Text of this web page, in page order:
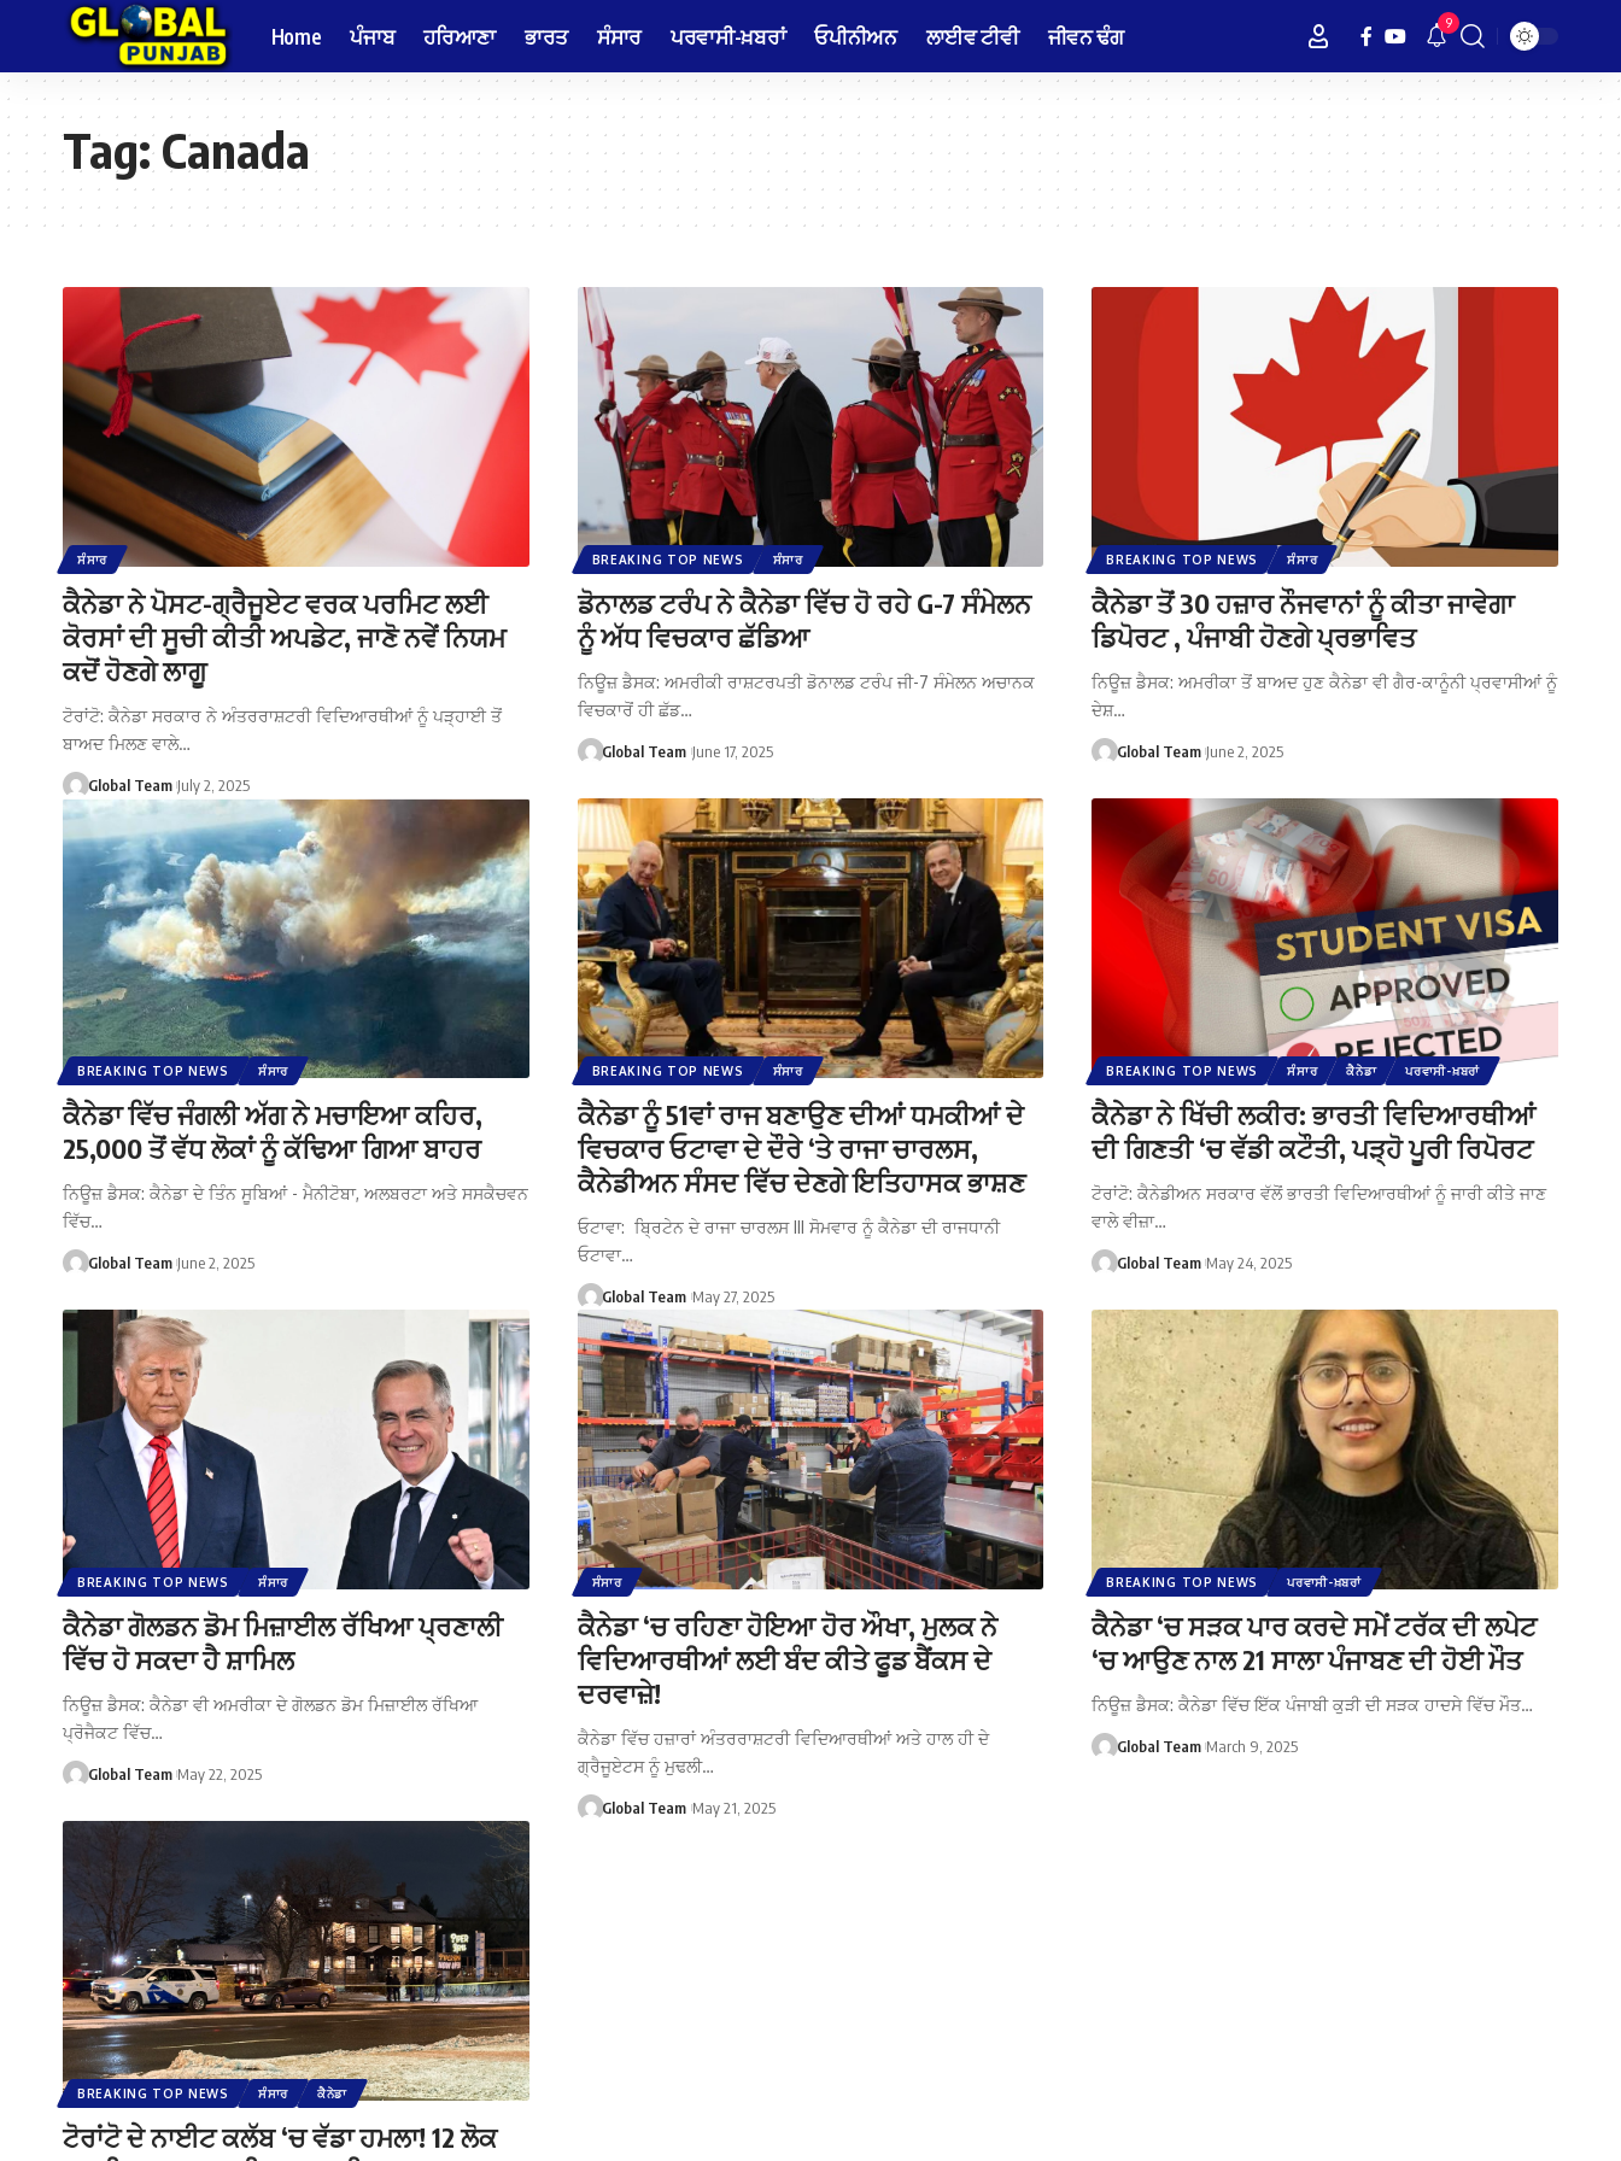
Home ਪੰਜਾਬ ਹਰਿਆਣਾ ਭਾਰਤ ਸੰਸਾਰ ਪਰਵਾਸੀ-ਖ਼ਬਰਾਂ ਓਪੀਨੀਅਨ ਲਾਈਵ ਟੀਵੀ ਜੀਵਨ ਢੰਗ 9
Tag:Canada
ਸੰਸਾਰ
ਕੈਨੇਡਾ ਨੇ ਪੋਸਟ-ਗ੍ਰੈਜੂਏਟ ਵਰਕ ਪਰਮਿਟ ਲਈ
ਕੋਰਸਾਂ ਦੀ ਸੂਚੀ ਕੀਤੀ ਅਪਡੇਟ, ਜਾਣੋ ਨਵੇਂ ਨਿਯਮ
ਕਦੋਂ ਹੋਣਗੇ ਲਾਗੂ
ਟੋਰਾਂਟੋ: ਕੈਨੇਡਾ ਸਰਕਾਰ ਨੇ ਅੰਤਰਰਾਸ਼ਟਰੀ ਵਿਦਿਆਰਥੀਆਂ ਨੂੰ ਪੜ੍ਹਾਈ ਤੋਂ
ਬਾਅਦ ਮਿਲਣ ਵਾਲੇ…
Global Team July 2, 2025
BREAKING TOP NEWS ਸੰਸਾਰ
ਡੋਨਾਲਡ ਟਰੰਪ ਨੇ ਕੈਨੇਡਾ ਵਿੱਚ ਹੋ ਰਹੇ G-7 ਸੰਮੇਲਨ
ਨੂੰ ਅੱਧ ਵਿਚਕਾਰ ਛੱਡਿਆ
ਨਿਊਜ਼ ਡੈਸਕ: ਅਮਰੀਕੀ ਰਾਸ਼ਟਰਪਤੀ ਡੋਨਾਲਡ ਟਰੰਪ ਜੀ-7 ਸੰਮੇਲਨ ਅਚਾਨਕ
ਵਿਚਕਾਰੋਂ ਹੀ ਛੱਡ…
Global Team June 17, 2025
BREAKING TOP NEWS ਸੰਸਾਰ
ਕੈਨੇਡਾ ਤੋਂ 30 ਹਜ਼ਾਰ ਨੌਜਵਾਨਾਂ ਨੂੰ ਕੀਤਾ ਜਾਵੇਗਾ
ਡਿਪੋਰਟ , ਪੰਜਾਬੀ ਹੋਣਗੇ ਪ੍ਰਭਾਵਿਤ
ਨਿਊਜ਼ ਡੈਸਕ: ਅਮਰੀਕਾ ਤੋਂ ਬਾਅਦ ਹੁਣ ਕੈਨੇਡਾ ਵੀ ਗੈਰ-ਕਾਨੂੰਨੀ ਪ੍ਰਵਾਸੀਆਂ ਨੂੰ
ਦੇਸ਼…
Global Team June 2, 2025
BREAKING TOP NEWS ਸੰਸਾਰ
ਕੈਨੇਡਾ ਵਿੱਚ ਜੰਗਲੀ ਅੱਗ ਨੇ ਮਚਾਇਆ ਕਹਿਰ,
25,000 ਤੋਂ ਵੱਧ ਲੋਕਾਂ ਨੂੰ ਕੱਢਿਆ ਗਿਆ ਬਾਹਰ
ਨਿਊਜ਼ ਡੈਸਕ: ਕੈਨੇਡਾ ਦੇ ਤਿੰਨ ਸੂਬਿਆਂ - ਮੈਨੀਟੋਬਾ, ਅਲਬਰਟਾ ਅਤੇ ਸਸਕੈਚਵਨ
ਵਿੱਚ…
Global Team June 2, 2025
BREAKING TOP NEWS ਸੰਸਾਰ
ਕੈਨੇਡਾ ਨੂੰ 51ਵਾਂ ਰਾਜ ਬਣਾਉਣ ਦੀਆਂ ਧਮਕੀਆਂ ਦੇ
ਵਿਚਕਾਰ ਓਟਾਵਾ ਦੇ ਦੌਰੇ ‘ਤੇ ਰਾਜਾ ਚਾਰਲਸ,
ਕੈਨੇਡੀਅਨ ਸੰਸਦ ਵਿੱਚ ਦੇਣਗੇ ਇਤਿਹਾਸਕ ਭਾਸ਼ਣ
ਓਟਾਵਾ: ਬ੍ਰਿਟੇਨ ਦੇ ਰਾਜਾ ਚਾਰਲਸ III ਸੋਮਵਾਰ ਨੂੰ ਕੈਨੇਡਾ ਦੀ ਰਾਜਧਾਨੀ
ਓਟਾਵਾ…
Global Team May 27, 2025
BREAKING TOP NEWS ਸੰਸਾਰ ਕੈਨੇਡਾ ਪਰਵਾਸੀ-ਖ਼ਬਰਾਂ
ਕੈਨੇਡਾ ਨੇ ਖਿੱਚੀ ਲਕੀਰ: ਭਾਰਤੀ ਵਿਦਿਆਰਥੀਆਂ
ਦੀ ਗਿਣਤੀ ‘ਚ ਵੱਡੀ ਕਟੌਤੀ, ਪੜ੍ਹੋ ਪੂਰੀ ਰਿਪੋਰਟ
ਟੋਰਾਂਟੋ: ਕੈਨੇਡੀਅਨ ਸਰਕਾਰ ਵੱਲੋਂ ਭਾਰਤੀ ਵਿਦਿਆਰਥੀਆਂ ਨੂੰ ਜਾਰੀ ਕੀਤੇ ਜਾਣ
ਵਾਲੇ ਵੀਜ਼ਾ…
Global Team May 24, 2025
BREAKING TOP NEWS ਸੰਸਾਰ
ਕੈਨੇਡਾ ਗੋਲਡਨ ਡੋਮ ਮਿਜ਼ਾਈਲ ਰੱਖਿਆ ਪ੍ਰਣਾਲੀ
ਵਿੱਚ ਹੋ ਸਕਦਾ ਹੈ ਸ਼ਾਮਿਲ
ਨਿਊਜ਼ ਡੈਸਕ: ਕੈਨੇਡਾ ਵੀ ਅਮਰੀਕਾ ਦੇ ਗੋਲਡਨ ਡੋਮ ਮਿਜ਼ਾਈਲ ਰੱਖਿਆ
ਪ੍ਰੋਜੈਕਟ ਵਿੱਚ…
Global Team May 22, 2025
ਸੰਸਾਰ
ਕੈਨੇਡਾ ‘ਚ ਰਹਿਣਾ ਹੋਇਆ ਹੋਰ ਔਖਾ, ਮੁਲਕ ਨੇ
ਵਿਦਿਆਰਥੀਆਂ ਲਈ ਬੰਦ ਕੀਤੇ ਫੂਡ ਬੈਂਕਸ ਦੇ
ਦਰਵਾਜ਼ੇ!
ਕੈਨੇਡਾ ਵਿੱਚ ਹਜ਼ਾਰਾਂ ਅੰਤਰਰਾਸ਼ਟਰੀ ਵਿਦਿਆਰਥੀਆਂ ਅਤੇ ਹਾਲ ਹੀ ਦੇ
ਗ੍ਰੈਜੂਏਟਸ ਨੂੰ ਮੁਢਲੀ…
Global Team May 21, 2025
BREAKING TOP NEWS ਪਰਵਾਸੀ-ਖ਼ਬਰਾਂ
ਕੈਨੇਡਾ ‘ਚ ਸੜਕ ਪਾਰ ਕਰਦੇ ਸਮੇਂ ਟਰੱਕ ਦੀ ਲਪੇਟ
‘ਚ ਆਉਣ ਨਾਲ 21 ਸਾਲਾ ਪੰਜਾਬਣ ਦੀ ਹੋਈ ਮੌਤ
ਨਿਊਜ਼ ਡੈਸਕ: ਕੈਨੇਡਾ ਵਿੱਚ ਇੱਕ ਪੰਜਾਬੀ ਕੁੜੀ ਦੀ ਸੜਕ ਹਾਦਸੇ ਵਿੱਚ ਮੌਤ…
Global Team March 9, 2025
BREAKING TOP NEWS ਸੰਸਾਰ ਕੈਨੇਡਾ
ਟੋਰਾਂਟੋ ਦੇ ਨਾਈਟ ਕਲੱਬ ‘ਚ ਵੱਡਾ ਹਮਲਾ! 12 ਲੋਕ